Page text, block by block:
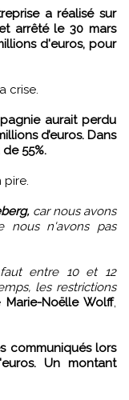
a réalisé sur
arrêté le 30 mars
d'euros, pour
crise.
aurait perdu
d’euros. Dans
55%.
car nous avons
nous n'avons pas
entre 10 et 12
les restrictions
Marie-Noëlle Wolff,
communiqués lors
Un montant